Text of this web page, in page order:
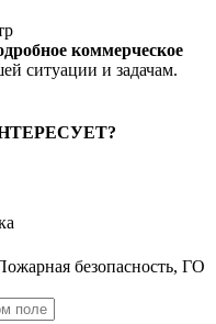
коммерческое
ситуации и задачам.
безопасность, ГО